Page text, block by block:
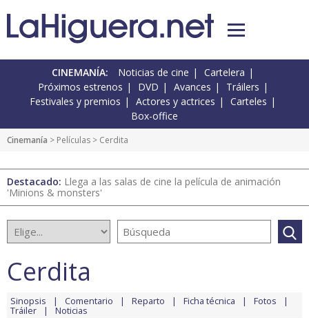
CINEMANÍA: Noticias de cine
Cartelera
Próximos estrenos
DVD Avances
Tráilers
Festivales y premios
Actores y actrices
Carteles
Box-office
Cinemanía > Películas > Cerdita
Destacado: Llega a las salas de cine la película de animación
'Minions & monsters'
Cerdita
Sinopsis Comentario Reparto Ficha técnica Fotos
Tráiler Noticias